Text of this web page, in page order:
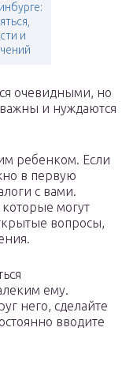
и
очевидными, но
и нуждаются
ребенком. Если
в первую
с вами.
могут
вопросы,
ему.
него, сделайте
вводите